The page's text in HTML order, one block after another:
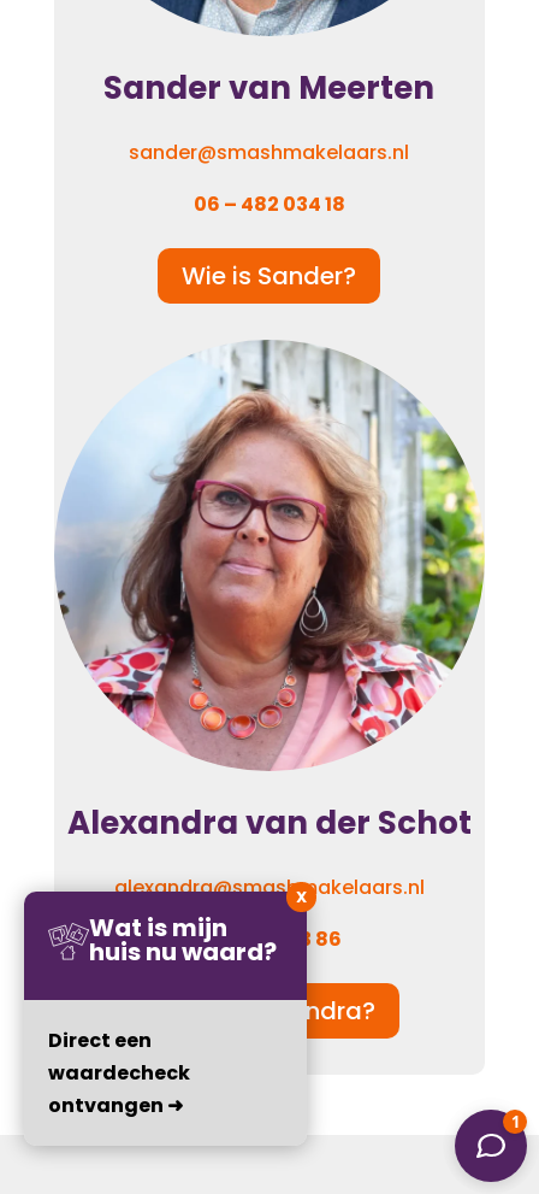
Sander van Meerten
sander@smashmakelaars.nl
06 – 482 034 18
Wie is Sander?
Alexandra van der Schot
alexandra@smashmakelaars.nl
06 – 110 923 86
Wie is Alexandra?
Wat is mijn
huis nu waard?
Direct een
waardecheck
ontvangen ➜
X